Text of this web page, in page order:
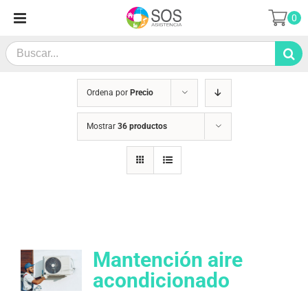
contenido
Search
for:
0
Ordena por Precio
Mostrar 36 productos
Mantención aire
acondicionado